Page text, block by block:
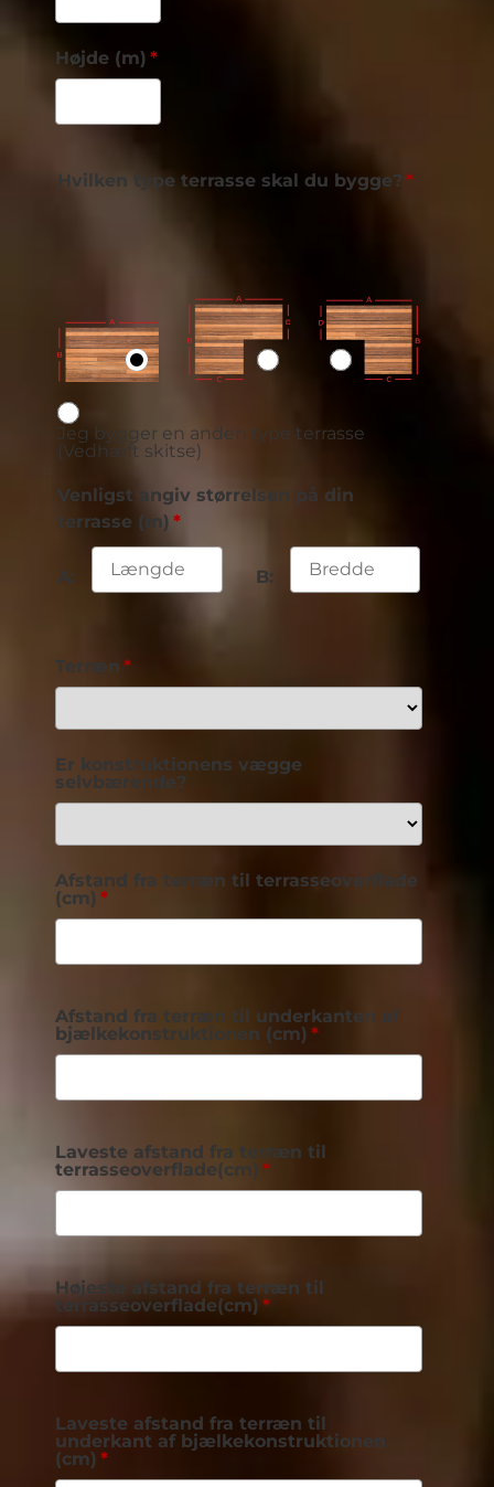
Højde (m)
Hvilken type terrasse skal du bygge?
Jeg bygger en anden type terrasse
(Vedhæft skitse)
Venligst angiv størrelsen på din
terrasse (m)
A: B:
Terræn
Er konstruktionens vægge
selvbærende?
Afstand fra terræn til terrasseoverflade
(cm)
Afstand fra terræn til underkanten af
bjælkekonstruktionen (cm)
Laveste afstand fra terræn til
terrasseoverflade(cm)
Højeste afstand fra terræn til
terrasseoverflade(cm)
Laveste afstand fra terræn til
underkant af bjælkekonstruktionen
(cm)